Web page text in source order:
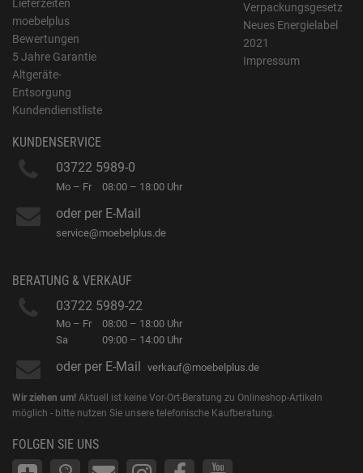
Lieferzeiten
moebelplus
Bewertungen
5 Jahre Garantie
Altgeräte-
Entsorgung
Kundendienstliste
Verpackungsgesetz
Neues Energielabel
2021
Impressum
KUNDENSERVICE
03722 5989-0
Mo – Fr 08:00 – 18:00 Uhr
oder per E-Mail
service@moebelplus.de
BERATUNG & VERKAUF
03722 5989-22
Mo – Fr
Sa
08:00 – 18:00 Uhr
09:00 – 14:00 Uhr
oder per E-Mail verkauf@moebelplus.de
Wir ziehen um! Aktuell ist keine Vor-Ort-Beratung zu Onlineshop-Artikeln
möglich - bitte nutzen Sie unsere telefonische Kaufberatung.
FOLGEN SIE UNS